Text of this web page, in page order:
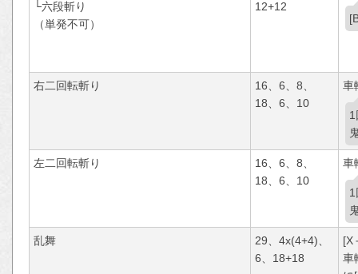
└六段斬り
（単発不可）
12+12
右二回転斬り
16、6、8、
18、6、10
車
左二回転斬り
16、6、8、
18、6、10
車
乱舞
29、4x(4+4)、
6、18+18
[X
車